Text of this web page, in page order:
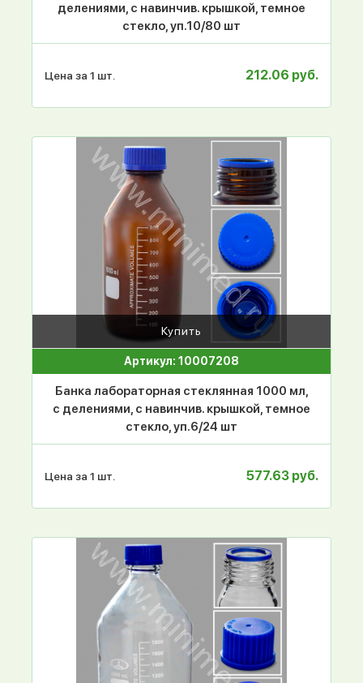
делениями, с навинчив. крышкой, темное
стекло, уп.10/80 шт
Цена за 1 шт. 212.06 руб.
Купить
Артикул: 10007208
Банка лабораторная стеклянная 1000 мл,
с делениями, с навинчив. крышкой, темное
стекло, уп.6/24 шт
Цена за 1 шт. 577.63 руб.